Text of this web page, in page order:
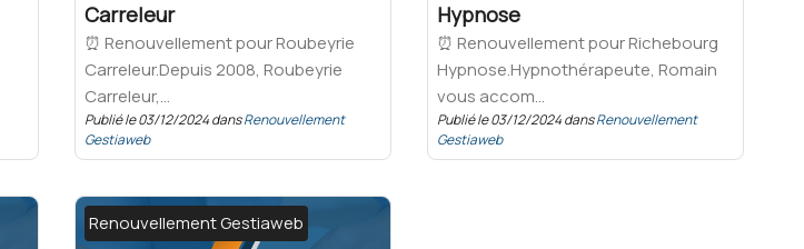
Carreleur
⏰ Renouvellement pour Roubeyrie
Carreleur.Depuis 2008, Roubeyrie
Carreleur,...
Publié le 03/12/2024 dansRenouvellement
Gestiaweb
Hypnose
⏰ Renouvellement pour Richebourg
Hypnose.Hypnothérapeute, Romain
vous accom...
Publié le 03/12/2024 dansRenouvellement
Gestiaweb
Renouvellement Gestiaweb